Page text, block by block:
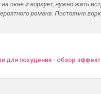
на окне и воркует, нужно жать
романа. Постоянно
для похудения - обзор